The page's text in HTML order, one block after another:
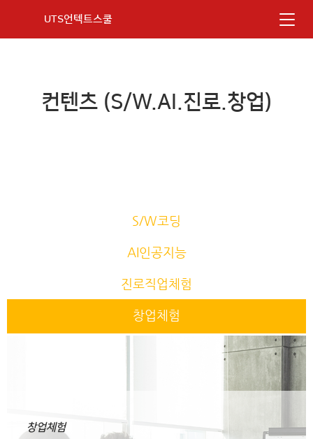
UTS언텍트스쿨
컨텐츠 (S/W.AI.진로.창업)
S/W코딩
AI인공지능
진로직업체험
창업체험
창업체험